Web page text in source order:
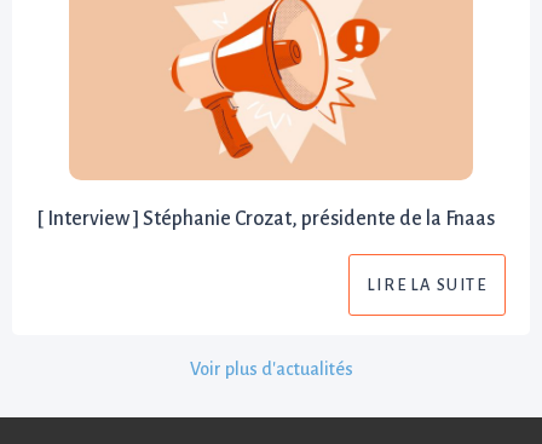
[ Interview ] Stéphanie Crozat, présidente de la Fnaas
LIRE LA SUITE
Voir plus d'actualités